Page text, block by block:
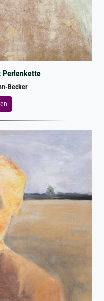
Perlenkette
Becker